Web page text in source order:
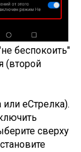
беспокоить"
(второй
еСтрелка).
сверху